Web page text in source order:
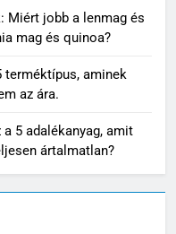
Miért jobb a lenmag és
mag és quinoa?
aminek
az ára.
5 adalékanyag, amit
ártalmatlan?